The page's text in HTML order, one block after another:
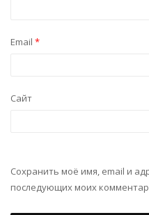
Email *
Сайт
Сохранить моё имя, email и
последующих моих